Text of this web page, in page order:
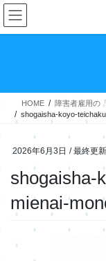
コ
ン
テ
ス
ナ
ビ
ゲ
ン
HOME
障害者雇用の
shogaisha-koyo-
2026年6月3日 / 最終更
shogaisha-
mienai-